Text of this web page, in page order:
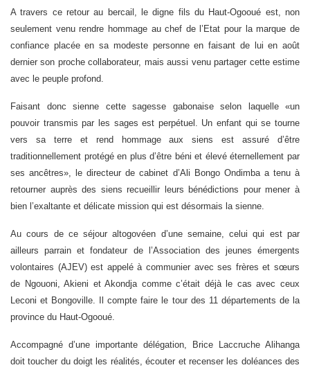
A travers ce retour au bercail, le digne fils du Haut-Ogooué est, non
seulement venu rendre hommage au chef de l’Etat pour la marque de
confiance placée en sa modeste personne en faisant de lui en août
dernier son proche collaborateur, mais aussi venu partager cette estime
avec le peuple profond.
Faisant donc sienne cette sagesse gabonaise selon laquelle «un
pouvoir transmis par les sages est perpétuel. Un enfant qui se tourne
vers sa terre et rend hommage aux siens est assuré d’être
traditionnellement protégé en plus d’être béni et élevé éternellement par
ses ancêtres», le directeur de cabinet d’Ali Bongo Ondimba a tenu à
retourner auprès des siens recueillir leurs bénédictions pour mener à
bien l’exaltante et délicate mission qui est désormais la sienne.
Au cours de ce séjour altogovéen d’une semaine, celui qui est par
ailleurs parrain et fondateur de l’Association des jeunes émergents
volontaires (AJEV) est appelé à communier avec ses frères et sœurs
de Ngouoni, Akieni et Akondja comme c’était déjà le cas avec ceux
Leconi et Bongoville. Il compte faire le tour des 11 départements de la
province du Haut-Ogooué.
Accompagné d’une importante délégation, Brice Laccruche Alihanga
doit toucher du doigt les réalités, écouter et recenser les doléances des